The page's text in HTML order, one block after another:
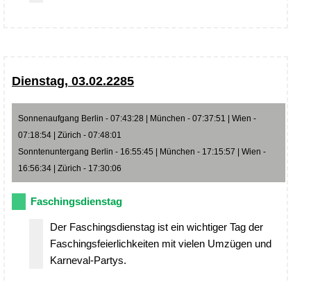
Dienstag, 03.02.2285
Sonnenaufgang Berlin - 07:43:28 | München - 07:37:51 | Wien -
07:18:54 | Zürich - 07:48:01
Sonntenuntergang Berlin - 16:55:45 | München - 17:15:57 | Wien -
16:56:34 | Zürich - 17:30:06
Faschingsdienstag
Der Faschingsdienstag ist ein wichtiger Tag der
Faschingsfeierlichkeiten mit vielen Umzügen und
Karneval-Partys.